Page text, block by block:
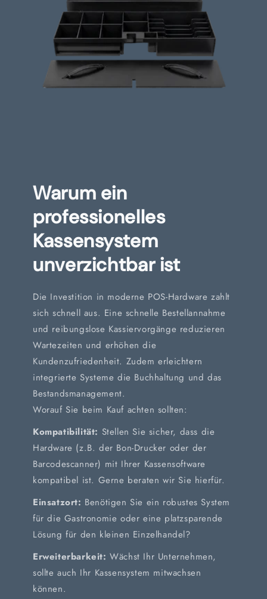
Warum ein
professionelles
Kassensystem
unverzichtbar ist
Die Investition in moderne POS-Hardware zahlt
sich schnell aus. Eine schnelle Bestellannahme
und reibungslose Kassiervorgänge reduzieren
Wartezeiten und erhöhen die
Kundenzufriedenheit. Zudem erleichtern
integrierte Systeme die Buchhaltung und das
Bestandsmanagement.
Worauf Sie beim Kauf achten sollten:
Kompatibilität: Stellen Sie sicher, dass die
Hardware (z.B. der Bon-Drucker oder der
Barcodescanner) mit Ihrer Kassensoftware
kompatibel ist. Gerne beraten wir Sie hierfür.
Einsatzort: Benötigen Sie ein robustes System
für die Gastronomie oder eine platzsparende
Lösung für den kleinen Einzelhandel?
Erweiterbarkeit: Wächst Ihr Unternehmen,
sollte auch Ihr Kassensystem mitwachsen
können.